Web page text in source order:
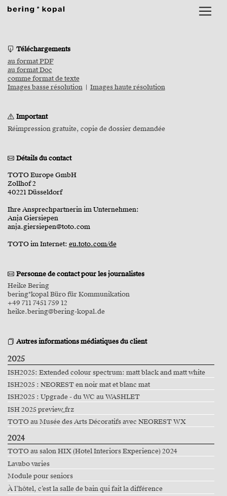
Téléchargements
au format PDF
au format Doc
comme format de texte
Images basse résolution| Images haute résolution
Important
Réimpression gratuite, copie de dossier demandée
Détails du contact
TOTO Europe GmbH
Zollhof 2
40221 Düsseldorf
Ihre Ansprechpartnerin im Unternehmen:
Anja Giersiepen
anja.giersiepen@toto.com
TOTO im Internet: eu.toto.com/de
Personne de contact pour les journalistes
Heike Bering
bering*kopal Büro für Kommunikation
+49 711 7451 759 12
heike.bering@bering-kopal.de
Autres informations médiatiques du client
2025
ISH2025: Extended colour spectrum: matt black and matt white
ISH2025 : NEOREST en noir mat et blanc mat
ISH2025 : Upgrade - du WC au WASHLET
ISH 2025 preview_frz
TOTO au Musée des Arts Décoratifs avec NEOREST WX
2024
TOTO au salon HIX (Hotel Interiors Experience) 2024
Lavabo varies
Module pour seniors
À l’hôtel, c’est la salle de bain qui fait la différence